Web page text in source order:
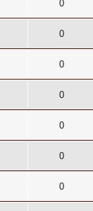
0
0
0
0
0
0
0